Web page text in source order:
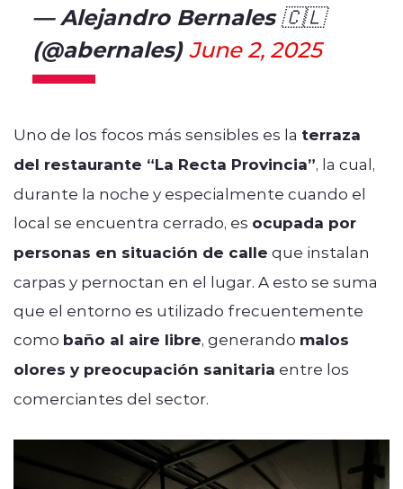
— Alejandro Bernales 🇨🇱
(@abernales)June 2, 2025
Uno de los focos más sensibles es la terraza
del restaurante “La Recta Provincia”, la cual,
durante la noche y especialmente cuando el
local se encuentra cerrado, es ocupada por
personas en situación de calle que instalan
carpas y pernoctan en el lugar. A esto se suma
que el entorno es utilizado frecuentemente
como baño al aire libre, generando malos
olores y preocupación sanitaria entre los
comerciantes del sector.